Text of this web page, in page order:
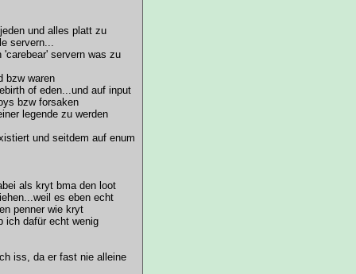
und alles platt zu
servern...
servern was zu
bzw waren
of eden...und auf input
bzw forsaken
legende zu werden
und seitdem auf enum
als kryt bma den loot
es eben echt
penner wie kryt
ich dafür echt wenig
iss, da er fast nie alleine